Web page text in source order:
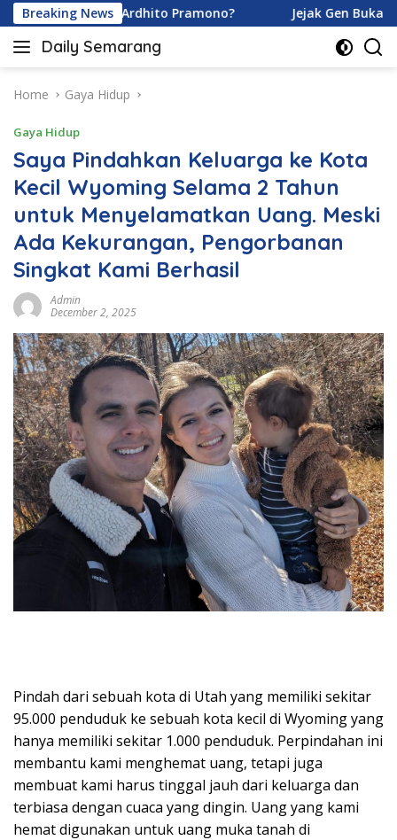
Skip
to
content
Breaking News
dan Ardhito Pramono? Jejak Gen Buka Rahasia
Daily Semarang
"Semarang
Ini:
Terkini
untuk
Anda"
Home Gaya Hidup
Gaya Hidup
Saya Pindahkan Keluarga ke Kota
Kecil Wyoming Selama 2 Tahun
untuk Menyelamatkan Uang. Meski
Ada Kekurangan, Pengorbanan
Singkat Kami Berhasil
Admin
December 2, 2025
Pindah dari sebuah kota di Utah yang memiliki sekitar
95.000 penduduk ke sebuah kota kecil di Wyoming yang
hanya memiliki sekitar 1.000 penduduk. Perpindahan ini
membantu kami menghemat uang, tetapi juga
membuat kami harus tinggal jauh dari keluarga dan
terbiasa dengan cuaca yang dingin. Uang yang kami
hemat digunakan untuk uang muka tanah di